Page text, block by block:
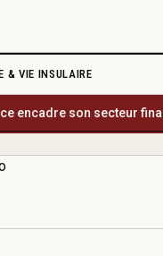
& VIE INSULAIRE
son secteur